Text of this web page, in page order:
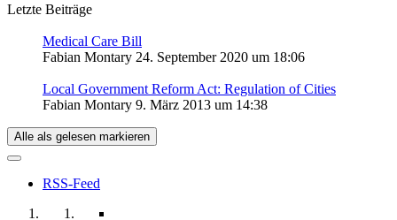
Letzte Beiträge
Medical Care Bill
Fabian Montary 24. September 2020 um 18:06
Local Government Reform Act: Regulation of Cities
Fabian Montary 9. März 2013 um 14:38
Alle als gelesen markieren
RSS-Feed